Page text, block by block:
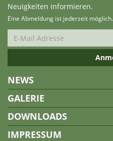
Neuigkeiten informieren.
Eine Abmeldung ist jederzeit möglich.
NEWS
GALERIE
DOWNLOADS
IMPRESSUM